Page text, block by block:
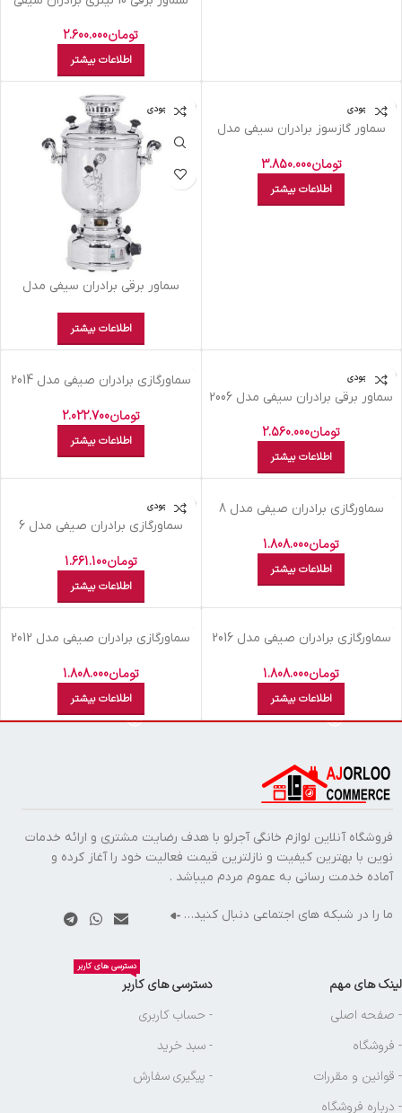
تومان2.600.000
اطلاعات بیشتر
اتمام موجودی
سماور گازسوز برادران سیفی مدل
تومان3.850.000
اطلاعات بیشتر
اتمام موجودی
سماور برقی برادران سیفی مدل
اطلاعات بیشتر
اتمام موجودی
سماور برقی برادران سیفی مدل 2006
تومان2.560.000
اطلاعات بیشتر
اتمام موجودی
سماورگازي برادران صيفي مدل 2014
تومان2.022.700
اطلاعات بیشتر
اتمام موجودی
سماورگازي برادران صيفي مدل 8
تومان1.808.000
اطلاعات بیشتر
اتمام موجودی
سماورگازي برادران صيفي مدل 6
تومان1.661.100
اطلاعات بیشتر
اتمام موجودی
سماورگازي برادران صيفي مدل 2016
تومان1.808.000
اطلاعات بیشتر
اتمام موجودی
سماورگازي برادران صيفي مدل 2012
تومان1.808.000
اطلاعات بیشتر
فروشگاه آنلاین لوازم خانگی آجرلو با هدف رضایت مشتری و ارائه خدمات
نوین با بهترین کیفیت و نازلترین قیمت فعالیت خود را آغاز کرده و
آماده خدمت رسانی به عموم مردم میباشد .
ما را در شبکه های اجتماعی دنبال کنید…
لینک های مهم
- صفحه اصلی
- فروشگاه
- قوانین و مقررات
- درباره فروشگاه
دسترسی های کاربر
دسترسی های کاربر
- حساب کاربری
- سبد خرید
- پیگیری سفارش